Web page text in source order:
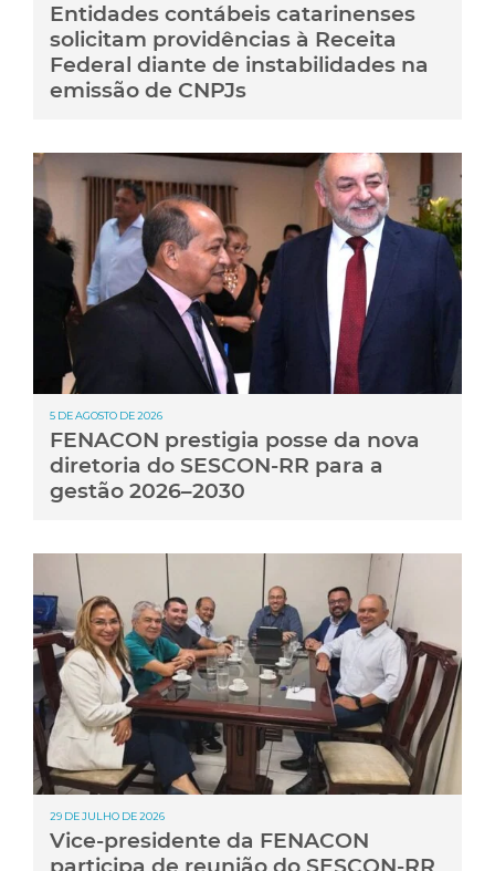
Entidades contábeis catarinenses
solicitam providências à Receita
Federal diante de instabilidades na
emissão de CNPJs
5 DE AGOSTO DE 2026
FENACON prestigia posse da nova
diretoria do SESCON-RR para a
gestão 2026–2030
29 DE JULHO DE 2026
Vice-presidente da FENACON